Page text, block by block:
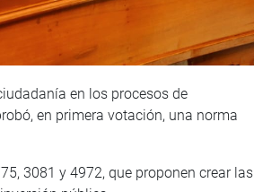
en los procesos de
en primera votación, una norma
3081 y 4972, que proponen crear las